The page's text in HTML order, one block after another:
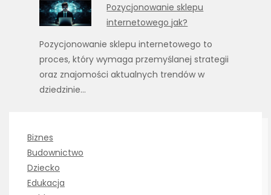
Pozycjonowanie sklepu
internetowego jak?
Pozycjonowanie sklepu internetowego to
proces, który wymaga przemyślanej strategii
oraz znajomości aktualnych trendów w
dziedzinie…
Biznes
Budownictwo
Dziecko
Edukacja